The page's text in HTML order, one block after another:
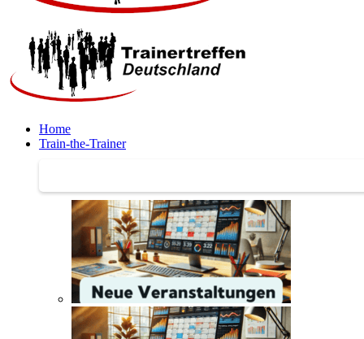
Home
Train-the-Trainer